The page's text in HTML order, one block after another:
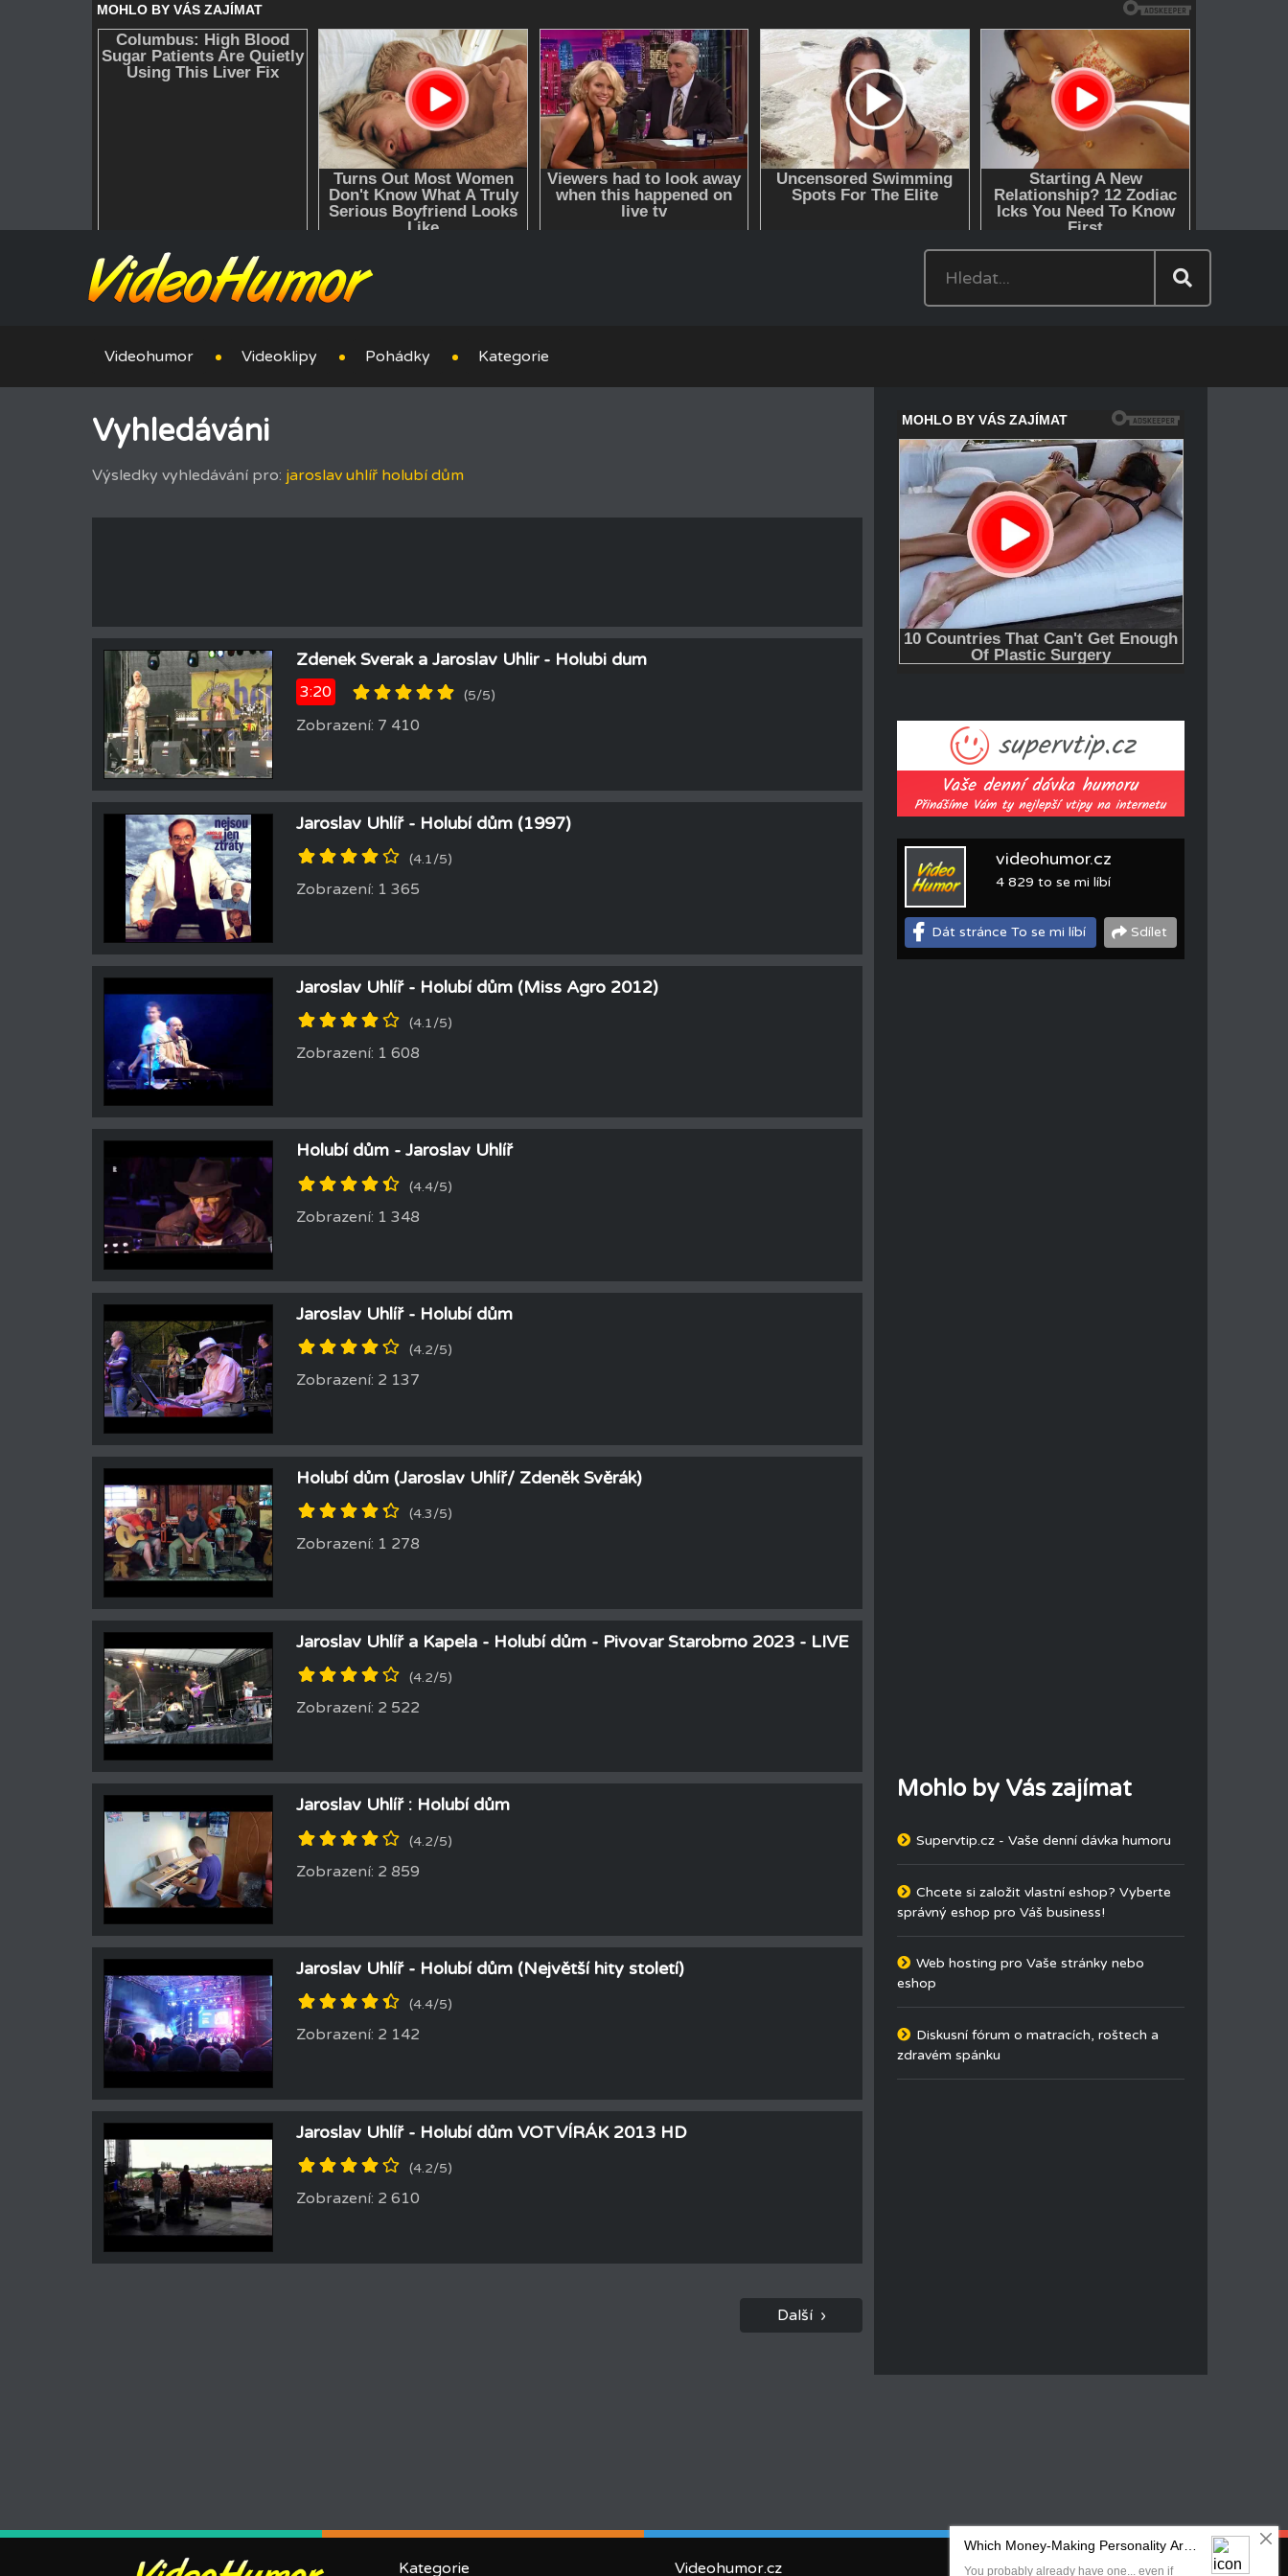
Videohumor Videoklipy Pohádky Kategorie
Vyhledáváni
Výsledky vyhledávání pro: jaroslav uhlíř holubí dům
Zdenek Sverak a Jaroslav Uhlir - Holubi dum
3:20 (5/5)
Zobrazení: 7 410
Jaroslav Uhlíř - Holubí dům (1997)
(4.1/5)
Zobrazení: 1 365
Jaroslav Uhlíř - Holubí dům (Miss Agro 2012)
(4.1/5)
Zobrazení: 1 608
Holubí dům - Jaroslav Uhlíř
(4.4/5)
Zobrazení: 1 348
Jaroslav Uhlíř - Holubí dům
(4.2/5)
Zobrazení: 2 137
Holubí dům (Jaroslav Uhlíř/ Zdeněk Svěrák)
(4.3/5)
Zobrazení: 1 278
Jaroslav Uhlíř a Kapela - Holubí dům - Pivovar Starobrno 2023 - LIVE
(4.2/5)
Zobrazení: 2 522
Jaroslav Uhlíř : Holubí dům
(4.2/5)
Zobrazení: 2 859
Jaroslav Uhlíř - Holubí dům (Největší hity století)
(4.4/5)
Zobrazení: 2 142
Jaroslav Uhlíř - Holubí dům VOTVÍRÁK 2013 HD
(4.2/5)
Zobrazení: 2 610
Další ›
videohumor.cz
4 829 to se mi líbí
Dát stránce To se mi líbí Sdílet
Mohlo by Vás zajímat
Supervtip.cz - Vaše denní dávka humoru
Chcete si založit vlastní eshop? Vyberte
správný eshop pro Váš business!
Web hosting pro Vaše stránky nebo
eshop
Diskusní fórum o matracích, roštech a
zdravém spánku
Kategorie Videohumor.cz Sledujte nás